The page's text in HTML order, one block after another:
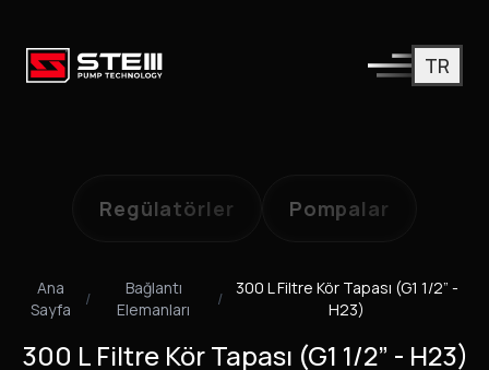
TR
Regülatörler Pompalar
Ana
Sayfa
/
Bağlantı
Elemanları
/
300 L Filtre Kör Tapası (G1 1/2” -
H23)
300 L Filtre Kör Tapası (G1 1/2” - H23)